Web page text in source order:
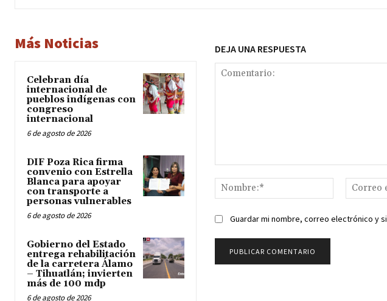
Más Noticias
Celebran día
internacional de
pueblos indígenas con
congreso
internacional
6 de agosto de 2026
DIF Poza Rica firma
convenio con Estrella
Blanca para apoyar
con transporte a
personas vulnerables
6 de agosto de 2026
Gobierno del Estado
entrega rehabilitación
de la carretera Álamo
– Tihuatlán; invierten
más de 100 mdp
6 de agosto de 2026
DEJA UNA RESPUESTA
Nombre:*
Guardar mi nombre, correo electrónico y